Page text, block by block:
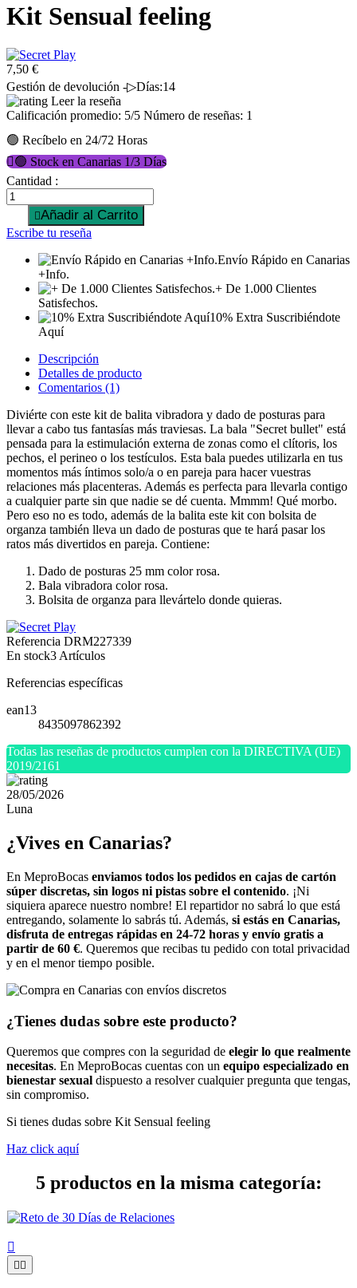
Kit Sensual feeling
7,50 €
Gestión de devolución -▷Días:14
Leer la reseña
Calificación promedio: 5/5 Número de reseñas: 1
🟢 Recíbelo en 24/72 Horas
🟢 Stock en Canarias 1/3 Días
Cantidad :
Añadir al Carrito
Escribe tu reseña
Envío Rápido en Canarias
+Info.
+ De 1.000 Clientes
Satisfechos.
10% Extra Suscribiéndote
Aquí
Descripción
Detalles de producto
Comentarios (1)
Diviérte con este kit de balita vibradora y dado de posturas para
llevar a cabo tus fantasías más traviesas. La bala "Secret bullet" está
pensada para la estimulación externa de zonas como el clítoris, los
pechos, el perineo o los testículos. Esta bala puedes utilizarla en tus
momentos más íntimos solo/a o en pareja para hacer vuestras
relaciones más placenteras. Además es perfecta para llevarla contigo
a cualquier parte sin que nadie se dé cuenta. Mmmm! Qué morbo.
Pero eso no es todo, además de la balita este kit con bolsita de
organza también lleva un dado de posturas que te hará pasar los
ratos más divertidos en pareja. Contiene:
Dado de posturas 25 mm color rosa.
Bala vibradora color rosa.
Bolsita de organza para llevártelo donde quieras.
Referencia DRM227339
En stock3 Artículos
Referencias específicas
ean13
8435097862392
Todas las reseñas de productos cumplen con la DIRECTIVA (UE)
2019/2161
28/05/2026
Luna
¿Vives en Canarias?
En MeproBocas enviamos todos los pedidos en cajas de cartón
súper discretas, sin logos ni pistas sobre el contenido. ¡Ni
siquiera aparece nuestro nombre! El repartidor no sabrá lo que está
entregando, solamente lo sabrás tú. Además, si estás en Canarias,
disfruta de entregas rápidas en 24-72 horas y envío gratis a
partir de 60 €. Queremos que recibas tu pedido con total privacidad
y en el menor tiempo posible.
¿Tienes dudas sobre este producto?
Queremos que compres con la seguridad de elegir lo que realmente
necesitas. En MeproBocas cuentas con un equipo especializado en
bienestar sexual dispuesto a resolver cualquier pregunta que tengas,
sin compromiso.
Si tienes dudas sobre Kit Sensual feeling
Haz click aquí
5 productos en la misma categoría:

 